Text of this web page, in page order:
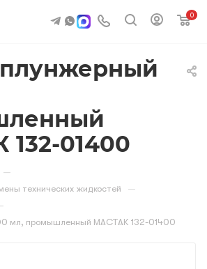
0
01400
—
технических жидкостей —
мл, промышленный МАСТАК 132-01400